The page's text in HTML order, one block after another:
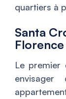
quartiers à
Santa
Florence
Le premier